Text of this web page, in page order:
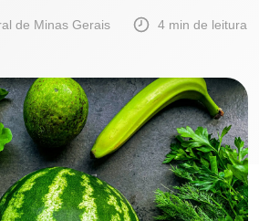
de Minas Gerais 4 min de leitura